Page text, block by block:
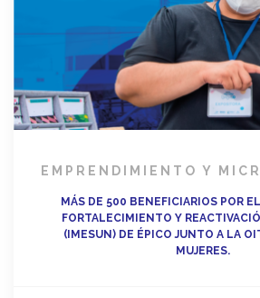
EMPRENDIMIENTO Y
MÁS DE 500 BENEFICIARIOS POR
FORTALECIMIENTO Y
(IMESUN) DE ÉPICO JUNTO A LA
MUJERES.